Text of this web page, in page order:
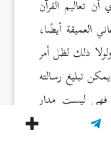
تعاليم القرآن
العميقة أيضًا،
ذلك لظل أمر
تبليغ رسالته
فهي ليست مدار
إلا الخواص،